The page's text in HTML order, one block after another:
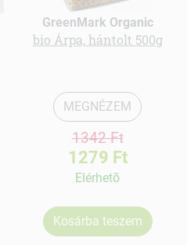
GreenMark Organic
bio Árpa, hántolt 500g
MEGNÉZEM
1342 Ft
1279 Ft
Elérhetõ
Kosárba teszem